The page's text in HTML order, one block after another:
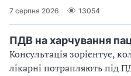
7 серпня 2026 13054
ПДВ на харчування
Консультація зорієнтує,
лікарні потрапляють під